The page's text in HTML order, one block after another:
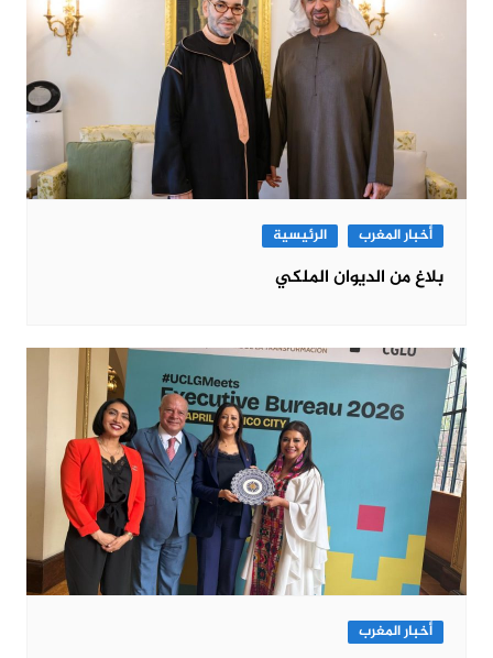
أخبار المغرب الرئيسية
بلاغ من الديوان الملكي
أخبار المغرب